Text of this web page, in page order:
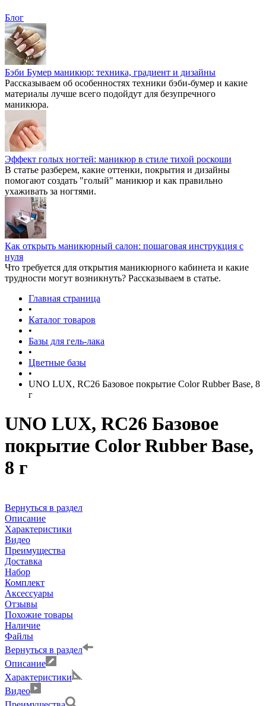
Блог
Бэби Бумер маникюр: техника, градиент и дизайны
Рассказываем об особенностях техники бэби-бумер и какие
материалы лучше всего подойдут для безупречного
маникюра.
Эффект голых ногтей: маникюр в стиле тихой роскоши
В статье разберем, какие оттенки, покрытия и дизайны
помогают создать "голый" маникюр и как правильно
ухаживать за ногтями.
Как открыть маникюрный салон: пошаговая инструкция с
нуля
Что требуется для открытия маникюрного кабинета и какие
трудности могут возникнуть? Рассказываем в статье.
Главная страница
•
Каталог товаров
•
Базы для гель-лака
•
Цветные базы
•
UNO LUX, RC26 Базовое покрытие Color Rubber Base, 8
г
UNO LUX, RC26 Базовое
покрытие Color Rubber Base,
8 г
Вернуться в раздел
Описание
Характеристики
Видео
Преимущества
Доставка
Набор
Комплект
Аксессуары
Отзывы
Похожие товары
Наличие
Файлы
Вернуться в раздел
Описание
Характеристики
Видео